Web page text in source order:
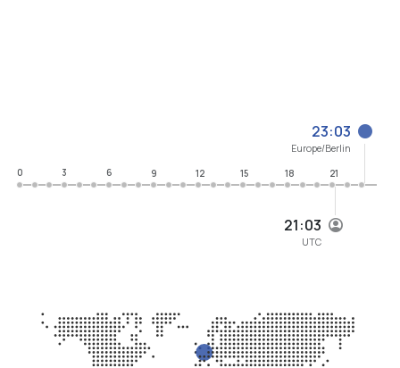
21:03
UTC
23:03
Europe/Berlin
0
3 6 9 12 15 18 21